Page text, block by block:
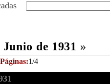
de 1931 »
1/4